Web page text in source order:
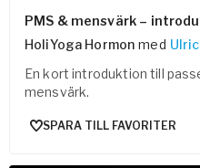
PMS & mensvärk –
HoliYoga Hormon med
En kort introduktion till
mensvärk.
SPARA TILL FAVORITER